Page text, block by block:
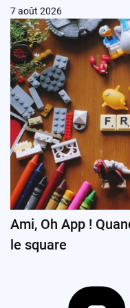
7 août 2026
Ami, Oh App !
le square